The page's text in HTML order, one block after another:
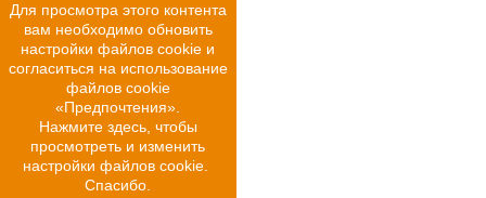
Для просмотра этого контента
вам необходимо обновить
настройки файлов cookie и
согласиться на использование
файлов cookie
«Предпочтения».
Нажмите здесь, чтобы
просмотреть и изменить
настройки файлов cookie.
Спасибо.